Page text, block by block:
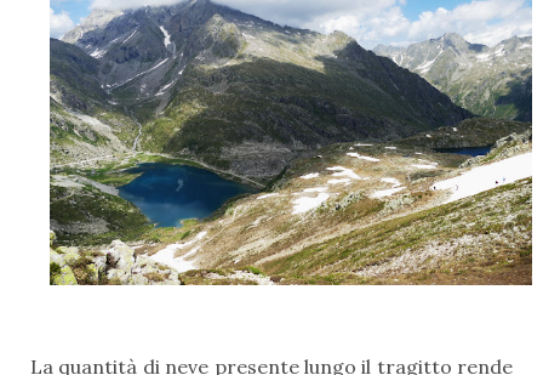
La quantità di neve presente lungo il tragitto rende